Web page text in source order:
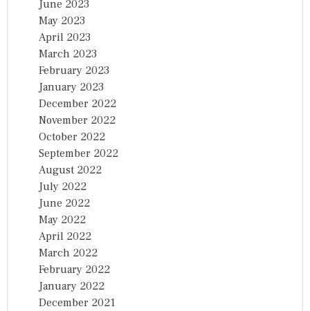
June 2023
May 2023
April 2023
March 2023
February 2023
January 2023
December 2022
November 2022
October 2022
September 2022
August 2022
July 2022
June 2022
May 2022
April 2022
March 2022
February 2022
January 2022
December 2021